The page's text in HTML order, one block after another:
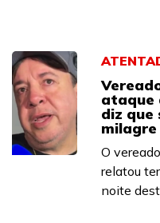
ataque
diz que
milagre
O
relatou
noite